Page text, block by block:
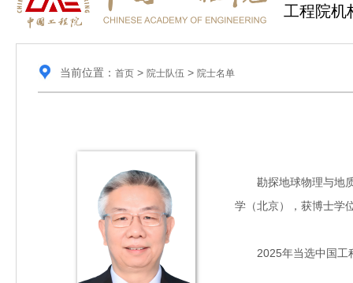
工程院机
当前位置： 首页> 院士队伍 > 院士名单
勘探地球物理与地质
学（北京），获博士学
2025年当选中国工